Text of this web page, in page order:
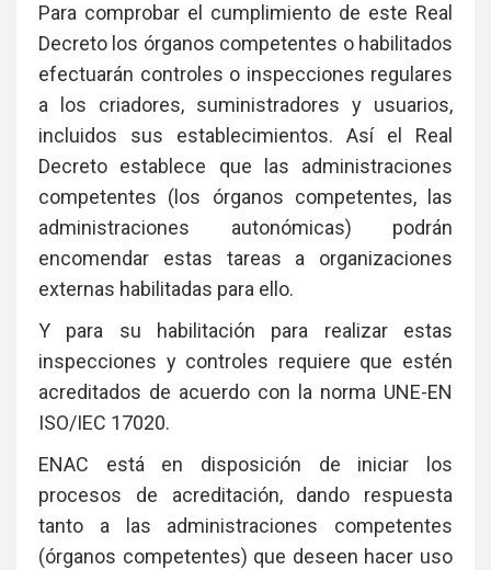
Para comprobar el cumplimiento de este Real
Decreto los órganos competentes o habilitados
efectuarán controles o inspecciones regulares
a los criadores, suministradores y usuarios,
incluidos sus establecimientos. Así el Real
Decreto establece que las administraciones
competentes (los órganos competentes, las
administraciones autonómicas) podrán
encomendar estas tareas a organizaciones
externas habilitadas para ello.
Y para su habilitación para realizar estas
inspecciones y controles requiere que estén
acreditados de acuerdo con la norma UNE-EN
ISO/IEC 17020.
ENAC está en disposición de iniciar los
procesos de acreditación, dando respuesta
tanto a las administraciones competentes
(órganos competentes) que deseen hacer uso